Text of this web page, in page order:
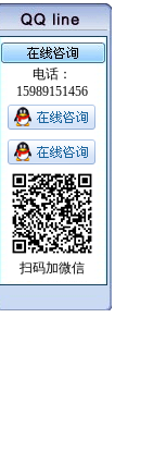
电话：
15989151456
扫码加微信